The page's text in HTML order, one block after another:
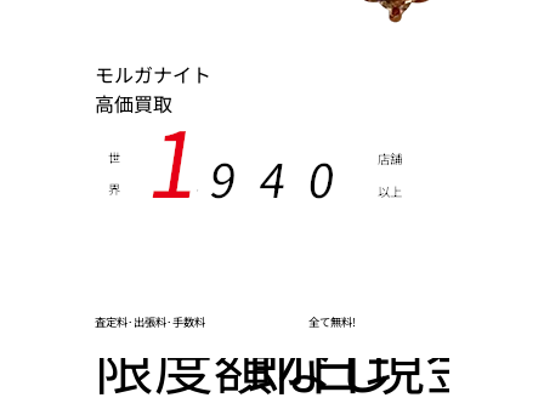
モルガナイト
高価買取
世
界
店舗
以上
1, 9 4 0
査定料･出張料･手数料 全て無料!
限度額なし
即日現金